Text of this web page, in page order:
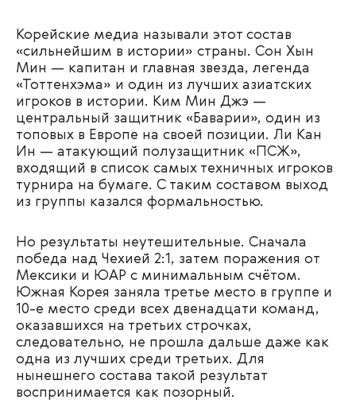
Корейские медиа называли этот состав
«сильнейшим в истории» страны. Сон Хын
Мин — капитан и главная звезда, легенда
«Тоттенхэма» и один из лучших азиатских
игроков в истории. Ким Мин Джэ —
центральный защитник «Баварии», один из
топовых в Европе на своей позиции. Ли Кан
Ин — атакующий полузащитник «ПСЖ»,
входящий в список самых техничных игроков
турнира на бумаге. С таким составом выход
из группы казался формальностью.
Но результаты неутешительные. Сначала
победа над Чехией 2:1, затем поражения от
Мексики и ЮАР с минимальным счётом.
Южная Корея заняла третье место в группе и
10-е место среди всех двенадцати команд,
оказавшихся на третьих строчках,
следовательно, не прошла дальше даже как
одна из лучших среди третьих. Для
нынешнего состава такой результат
воспринимается как позорный.